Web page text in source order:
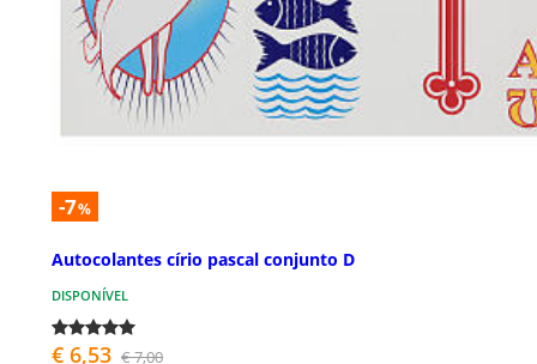
-7%
Autocolantes círio pascal conjunto D
DISPONÍVEL
€ 6,53 € 7,00